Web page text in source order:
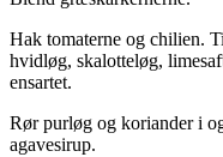
Hak tomaterne og chilien.
hvidløg, skalotteløg,
ensartet.
Rør purløg og koriander i
agavesirup.